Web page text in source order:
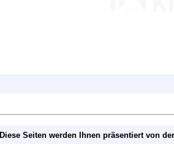
Diese Seiten werden Ihnen präsentiert von der